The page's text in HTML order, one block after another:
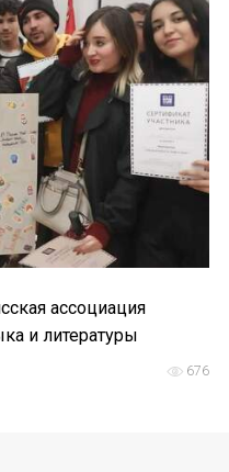
ассоциация
и литературы
676